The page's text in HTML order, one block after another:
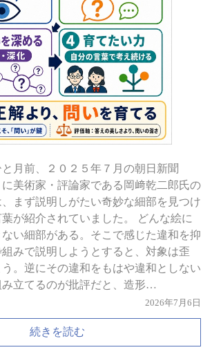
月前、２０２５年７月の朝日新聞
に美術家・評論家である岡﨑乾二郎氏の
、まず説明しがたい奇妙な細部を見つけ
が紹介されていました。 どんな絵に
い細部がある。そこで感じた違和を抑
みで説明しようとすると、対象は歪
う。逆にその違和をもはや違和としない
立てるのが批評だと、造形…
2026年7月6日
続きを読む